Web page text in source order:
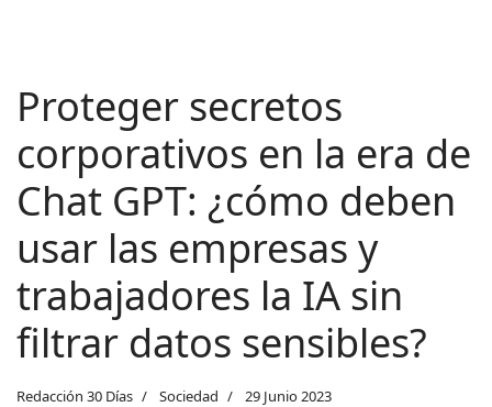
Proteger secretos
corporativos en la era de
Chat GPT: ¿cómo deben
usar las empresas y
trabajadores la IA sin
filtrar datos sensibles?
Redacción 30 Días Sociedad 29 Junio 2023